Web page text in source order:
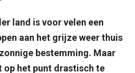
land is voor velen een
aan het grijze weer thuis
bestemming. Maar
op het punt drastisch te